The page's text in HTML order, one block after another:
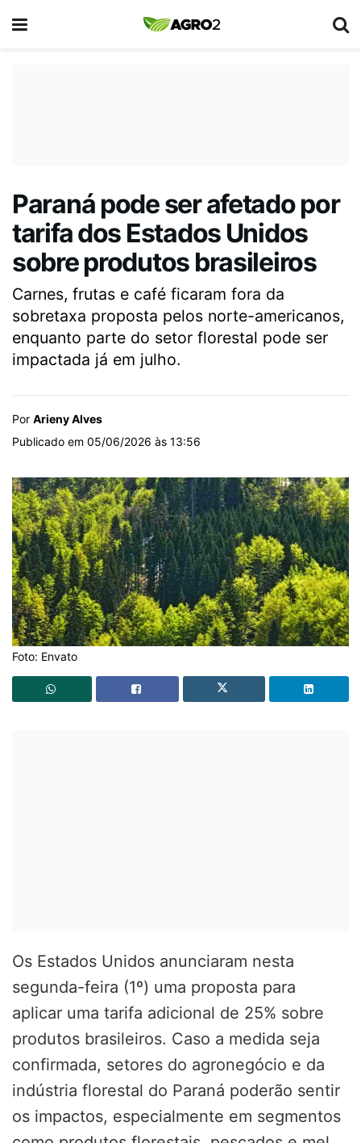
Paraná pode ser afetado por
tarifa dos Estados Unidos
sobre produtos brasileiros
Carnes, frutas e café ficaram fora da
sobretaxa proposta pelos norte-americanos,
enquanto parte do setor florestal pode ser
impactada já em julho.
Por Arieny Alves
Publicado em 05/06/2026 às 13:56
Foto: Envato
Os Estados Unidos anunciaram nesta
segunda-feira (1º) uma proposta para
aplicar uma tarifa adicional de 25% sobre
produtos brasileiros. Caso a medida seja
confirmada, setores do agronegócio e da
indústria florestal do Paraná poderão sentir
os impactos, especialmente em segmentos